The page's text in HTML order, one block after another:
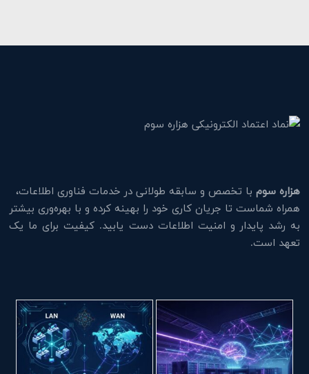
هزاره سوم با تخصص و سابقه طولانی در خدمات فناوری اطلاعات،
همراه شماست تا جریان کاری خود را بهینه کرده و با بهره‌وری بیشتر
به رشد پایدار و امنیت اطلاعات دست یابید. کیفیت برای ما یک
تعهد است.